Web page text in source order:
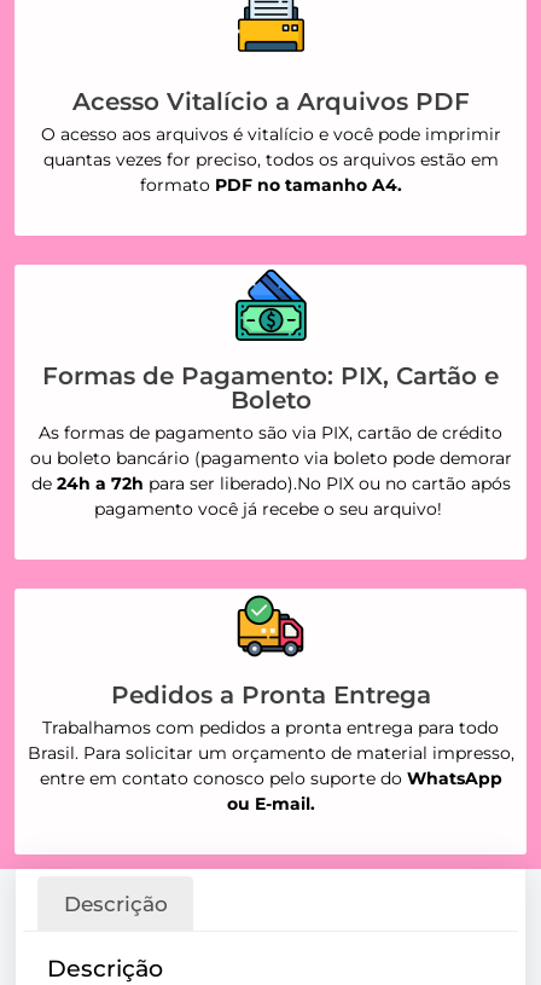
Acesso Vitalício a Arquivos PDF
O acesso aos arquivos é vitalício e você pode imprimir
quantas vezes for preciso, todos os arquivos estão em
formato PDF no tamanho A4.
Formas de Pagamento: PIX, Cartão e
Boleto
As formas de pagamento são via PIX, cartão de crédito
ou boleto bancário (pagamento via boleto pode demorar
de 24h a 72h para ser liberado).No PIX ou no cartão após
pagamento você já recebe o seu arquivo!
Pedidos a Pronta Entrega
Trabalhamos com pedidos a pronta entrega para todo
Brasil. Para solicitar um orçamento de material impresso,
entre em contato conosco pelo suporte do WhatsApp
ou E-mail.
Descrição
Descrição